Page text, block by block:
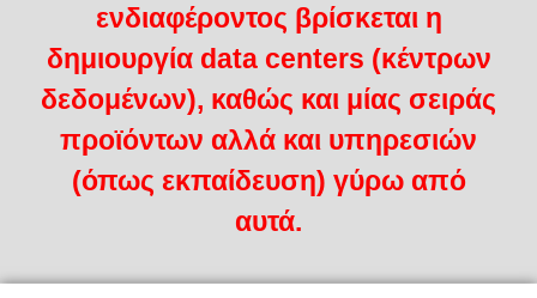
ενδιαφέροντος βρίσκεται η
δημιουργία data centers (κέντρων
δεδομένων), καθώς και μίας σειράς
προϊόντων αλλά και υπηρεσιών
(όπως εκπαίδευση) γύρω από
αυτά.